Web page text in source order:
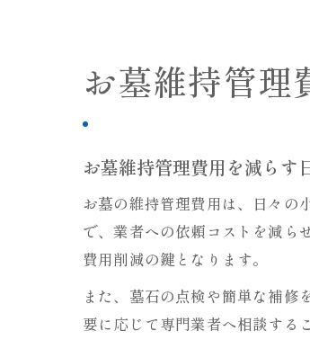
お墓維持管理
お墓維持管理費用を減らす
お墓の維持管理費用は、日々の
で、業者への依頼コストを減ら
費用削減の鍵となります。
また、墓石の点検や簡単な補
要に応じて専門業者へ相談する